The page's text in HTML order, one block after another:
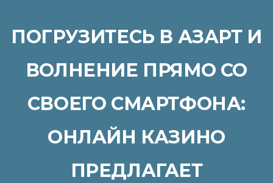
ПОГРУЗИТЕСЬ В АЗАРТ И
ВОЛНЕНИЕ ПРЯМО СО
СВОЕГО СМАРТФОНА:
ОНЛАЙН КАЗИНО
ПРЕДЛАГАЕТ